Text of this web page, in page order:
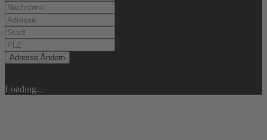
Adresse Ändern
Loading...